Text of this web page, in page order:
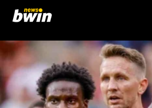
contenuto